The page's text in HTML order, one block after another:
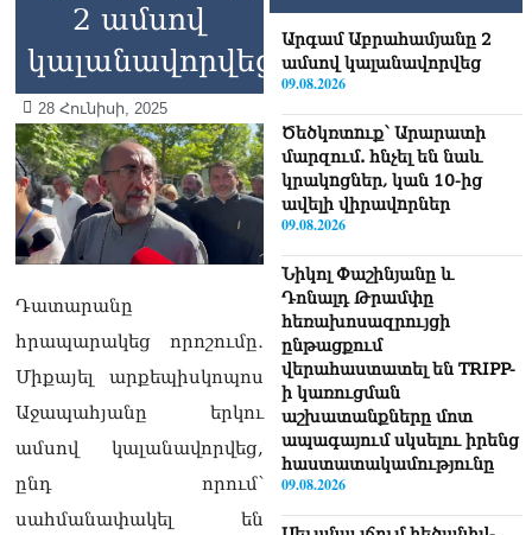
2 ամսով
կալանավորվեց
28 Հունիսի, 2025
Դատարանը
հրապարակեց որոշումը․
Միքայել արքեպիսկոպոս
Աջապահյանը երկու
ամսով կալանավորվեց,
ընդ որում՝
սահմանափակել են
Արգամ Աբրահամյանը 2
ամսով կալանավորվեց
09.08.2026
Ծեծկռտnւք՝ Արարատի
մարզում. հնչել են նաև
կրակnցներ, կան 10-ից
ավելի վիրավnրներ
09.08.2026
Նիկոլ Փաշինյանը և
Դոնալդ Թրամփը
հեռախոսազրույցի
ընթացքում
վերահաստատել են TRIPP-
ի կառուցման
աշխատանքները մոտ
ապագայում սկսելու իրենց
հաստատակամությունը
09.08.2026